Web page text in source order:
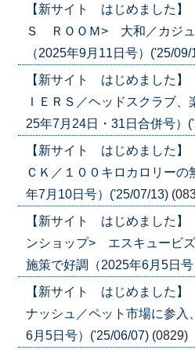
【新サイト はじめました
Ｓ ＲＯＯＭ> 大和／カジュ
（2025年9月11日号）('25/09/
【新サイト はじめました
ＩＥＲＳ／ヘッドスクラブ
25年7月24日・31日合併号）
【新サイト はじめました
ＣＫ／１００キロカロリー
年7月10日号）('25/07/13)
【新サイト はじめました
ンショップ> エスキュービ
施策で好調（2025年6月5日
【新サイト はじめました
ナッシュ／ペット市場に参入
6月5日号）('25/06/07) (0829)